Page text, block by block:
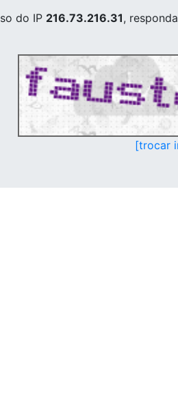
do IP 216.73.216.31,
[trocar